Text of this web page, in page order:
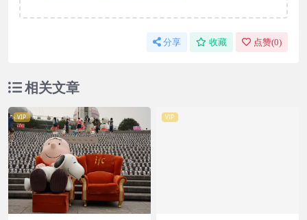
分享 收藏 点赞(0)
相关文章
VIP VIP